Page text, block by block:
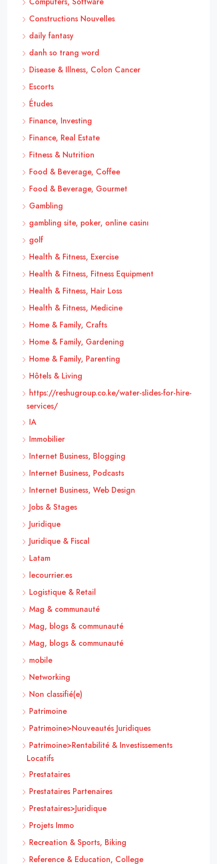
Constructions Nouvelles
daily fantasy
danh so trang word
Disease & Illness, Colon Cancer
Escorts
Études
Finance, Investing
Finance, Real Estate
Fitness & Nutrition
Food & Beverage, Coffee
Food & Beverage, Gourmet
Gambling
gambling site, poker, online casinı
golf
Health & Fitness, Exercise
Health & Fitness, Fitness Equipment
Health & Fitness, Hair Loss
Health & Fitness, Medicine
Home & Family, Crafts
Home & Family, Gardening
Home & Family, Parenting
Hôtels & Living
https://reshugroup.co.ke/water-slides-for-hire-
services/
IA
Immobilier
Internet Business, Blogging
Internet Business, Podcasts
Internet Business, Web Design
Jobs & Stages
Juridique
Juridique & Fiscal
Latam
lecourrier.es
Logistique & Retail
Mag & communauté
Mag, blogs & communauté
Mag, blogs & communauté
mobile
Networking
Non classifié(e)
Patrimoine
Patrimoine>Nouveautés Juridiques
Patrimoine>Rentabilité & Investissements
Locatifs
Prestataires
Prestataires Partenaires
Prestataires>Juridique
Projets Immo
Recreation & Sports, Biking
Reference & Education, College